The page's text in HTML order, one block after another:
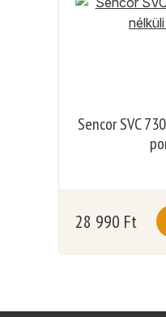
Sencor SVC
28 990 Ft